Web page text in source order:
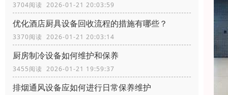
3704阅读 2026-01-21 20:03:59
优化酒店厨具设备回收流程的措施有哪些？
3370阅读 2026-01-21 20:03:14
厨房制冷设备如何维护和保养
3455阅读 2026-01-21 19:59:37
排烟通风设备应如何进行日常保养维护